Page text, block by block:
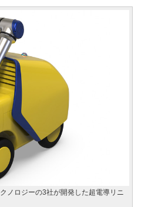
ノロジーの3社が開発した超電導リニ